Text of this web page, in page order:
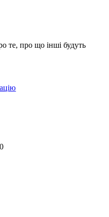
те, про що інші будуть